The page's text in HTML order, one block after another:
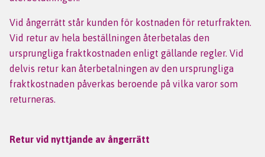
Vid ångerrätt står kunden för kostnaden för returfrakten.
Vid retur av hela beställningen återbetalas den
ursprungliga fraktkostnaden enligt gällande regler. Vid
delvis retur kan återbetalningen av den ursprungliga
fraktkostnaden påverkas beroende på vilka varor som
returneras.
Retur vid nyttjande av ångerrätt